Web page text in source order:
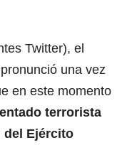
Twitter), el
una vez
en este momento
terrorista
del Ejército